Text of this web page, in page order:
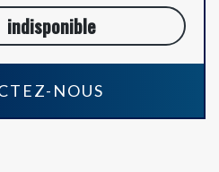
indisponible
NOUS